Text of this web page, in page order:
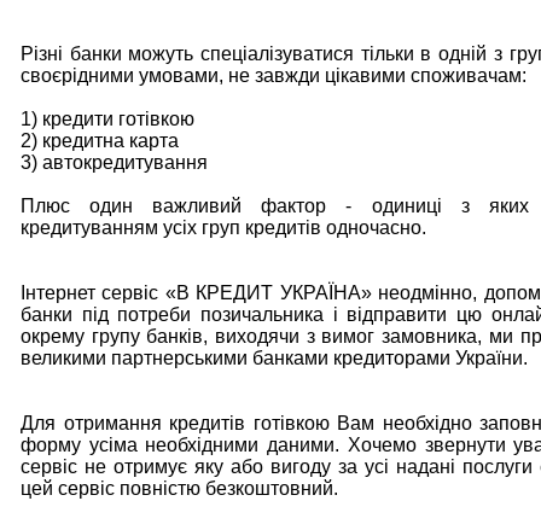
Різні банки можуть спеціалізуватися тільки в одній з
своєрідними умовами, не завжди цікавими споживачам:
1) кредити готівкою
2) кредитна карта
3) автокредитування
Плюс один важливий фактор - одиниці з яких
кредитуванням усіх груп кредитів одночасно.
Інтернет сервіс «В КРЕДИТ УКРАЇНА» неодмінно,
банки під потреби позичальника і відправити цю
окрему групу банків, виходячи з вимог замовника, ми
великими партнерськими банками кредиторами України.
Для отримання кредитів готівкою Вам необхідно
форму усіма необхідними даними. Хочемо звернути
сервіс не отримує яку або вигоду за усі надані
цей сервіс повністю безкоштовний.